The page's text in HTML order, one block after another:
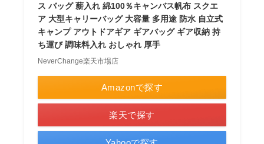
ス バッグ 薪入れ 綿100％キャンバス帆布 スクエ
ア 大型キャリーバッグ 大容量 多用途 防水 自立式
キャンプ アウトドアギア ギアバッグ ギア収納 持
ち運び 調味料入れ おしゃれ 厚手
NeverChange楽天市場店
Amazonで探す
楽天で探す